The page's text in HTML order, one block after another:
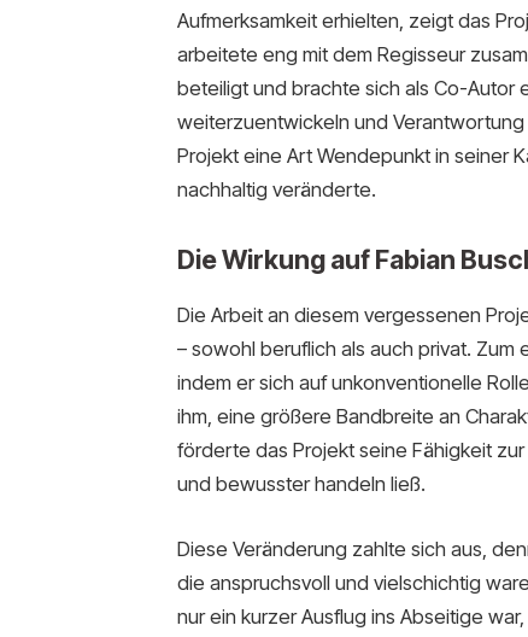
Aufmerksamkeit erhielten, zeigt das
arbeitete eng mit dem Regisseur
beteiligt und brachte sich als Co-Autor
weiterzuentwickeln und
Projekt eine Art Wendepunkt in seiner
nachhaltig veränderte.
Die Wirkung auf Fabian
Die Arbeit an diesem vergessenen
– sowohl beruflich als auch privat.
indem er sich auf unkonventionelle
ihm, eine größere Bandbreite an
förderte das Projekt seine Fähigkeit
und bewusster handeln ließ.
Diese Veränderung zahlte sich aus,
die anspruchsvoll und vielschichtig
nur ein kurzer Ausflug ins Abseitige